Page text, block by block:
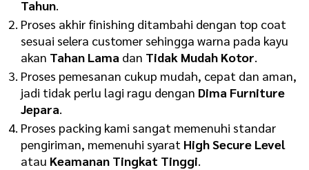
Tahun.
Proses akhir finishing ditambahi dengan top coat
sesuai selera customer sehingga warna pada kayu
akan Tahan Lama dan Tidak Mudah Kotor.
Proses pemesanan cukup mudah, cepat dan aman,
jadi tidak perlu lagi ragu dengan Dima Furniture
Jepara.
Proses packing kami sangat memenuhi standar
pengiriman, memenuhi syarat High Secure Level
atau Keamanan Tingkat Tinggi.